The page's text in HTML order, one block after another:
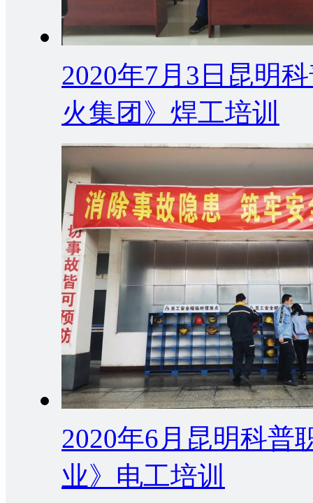
2020年7月3日昆明
火集团》焊工培训
2020年6月昆明科普
业》电工培训